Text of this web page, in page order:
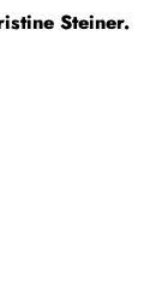
Steiner.